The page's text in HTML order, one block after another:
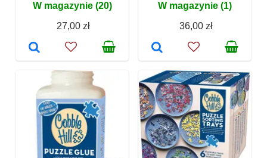
W magazynie (20)
27,00 zł
W magazynie (1)
36,00 zł